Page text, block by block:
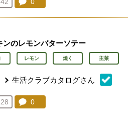
人が登録
ンのレモンバターソテー
レモン 焼く 主菜
生活クラブカタログさん
気に入り登録：
人が登録
コメント：
0